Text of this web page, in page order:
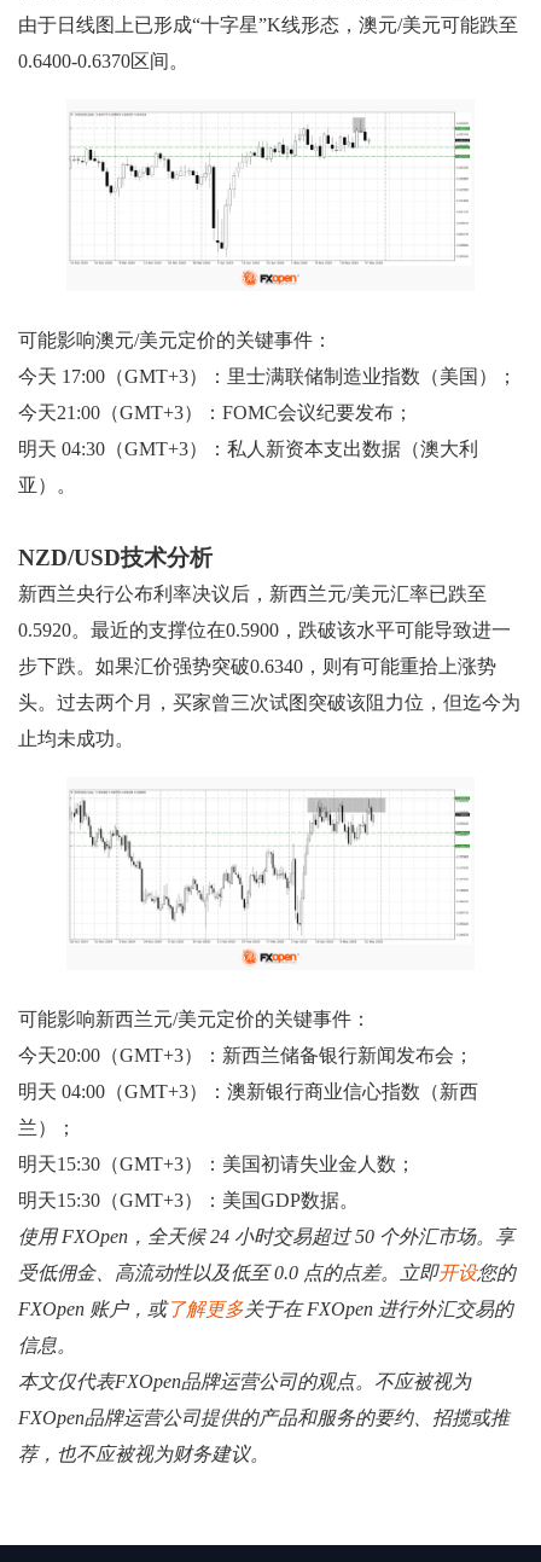
由于日线图上已形成“十字星”K线形态，澳元/美元可能跌至
0.6400-0.6370区间。
可能影响澳元/美元定价的关键事件：
今天 17:00（GMT+3）：里士满联储制造业指数（美国）；
今天21:00（GMT+3）：FOMC会议纪要发布；
明天 04:30（GMT+3）：私人新资本支出数据（澳大利
亚）。
NZD/USD技术分析
新西兰央行公布利率决议后，新西兰元/美元汇率已跌至
0.5920。最近的支撑位在0.5900，跌破该水平可能导致进一
步下跌。如果汇价强势突破0.6340，则有可能重拾上涨势
头。过去两个月，买家曾三次试图突破该阻力位，但迄今为
止均未成功。
可能影响新西兰元/美元定价的关键事件：
今天20:00（GMT+3）：新西兰储备银行新闻发布会；
明天 04:00（GMT+3）：澳新银行商业信心指数（新西
兰）；
明天15:30（GMT+3）：美国初请失业金人数；
明天15:30（GMT+3）：美国GDP数据。
使用 FXOpen，全天候 24 小时交易超过 50 个外汇市场。享
受低佣金、高流动性以及低至 0.0 点的点差。立即开设您的
FXOpen 账户，或了解更多关于在 FXOpen 进行外汇交易的
信息。
本文仅代表FXOpen品牌运营公司的观点。不应被视为
FXOpen品牌运营公司提供的产品和服务的要约、招揽或推
荐，也不应被视为财务建议。